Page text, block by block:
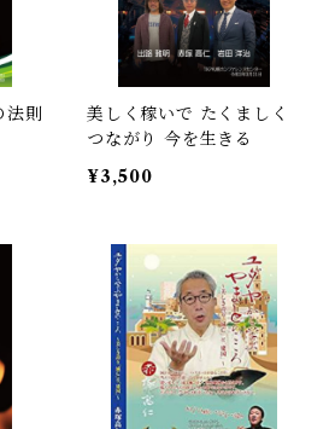
法則
美しく稼いで たくましく
つながり 今を生きる
¥3,500